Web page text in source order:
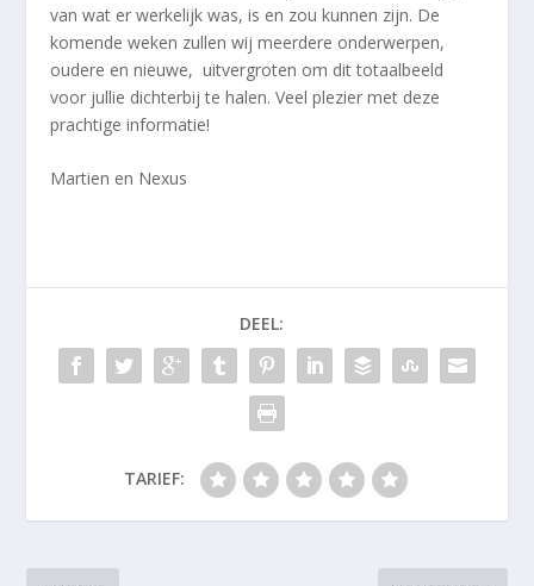
van wat er werkelijk was, is en zou kunnen zijn. De
komende weken zullen wij meerdere onderwerpen,
oudere en nieuwe, uitvergroten om dit totaalbeeld
voor jullie dichterbij te halen. Veel plezier met deze
prachtige informatie!
Martien en Nexus
DEEL:
TARIEF: